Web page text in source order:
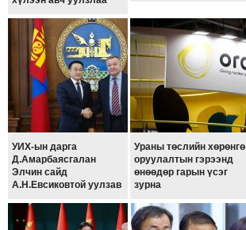
ТОЙРОНД
ТӨВСИЙН
ТОДОТГОЛЫН
ЭРГЭН
ТОЙРОНД
ЕРӨНХИЙЛӨГЧИЙН
СОНГУУЛИЙН
ЭРГЭН
ТОЙРОНД
29
ДҮГЭЭР
УИХ-ын дарга
Д.Амарбаясгалан
Элчин сайд
А.Н.Евсиковтой уулзав
Ураны төслийн хөрөнгө
оруулалтын гэрээнд
өнөөдөр гарын үсэг
зурна